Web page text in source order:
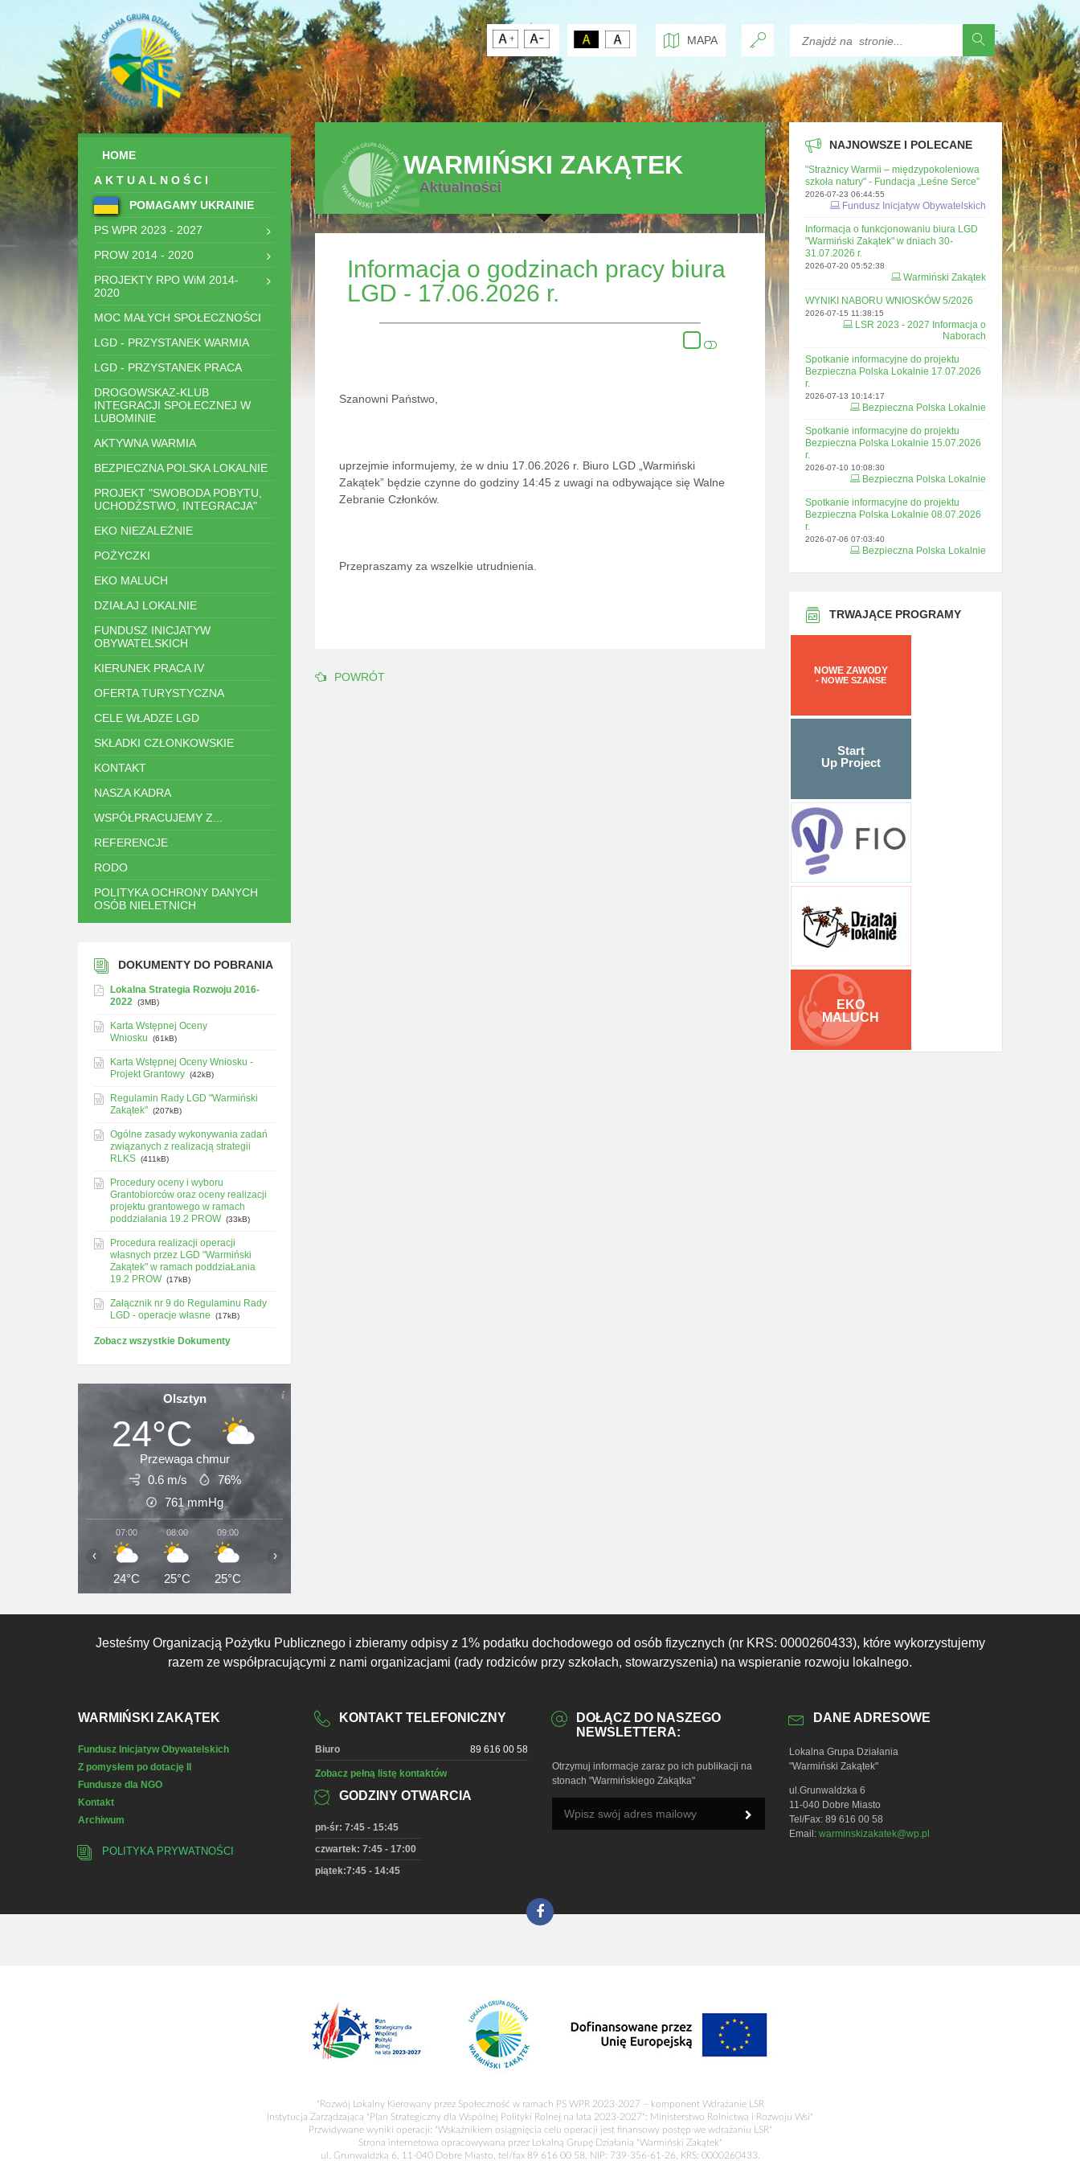
-
MAPA
WARMIŃSKI ZAKĄTEK
Aktualności
Informacja o godzinach pracy biura
LGD - 17.06.2026 r.
Szanowni Państwo,
uprzejmie informujemy, że w dniu 17.06.2026 r. Biuro LGD „Warmiński
Zakątek” będzie czynne do godziny 14:45 z uwagi na odbywające się Walne
Zebranie Członków.
Przepraszamy za wszelkie utrudnienia.
POWRÓT
HOME
AKTUALNOŚCI
POMAGAMY UKRAINIE
PS WPR 2023 - 2027
PROW 2014 - 2020
PROJEKTY RPO WiM 2014-
2020
MOC MAŁYCH SPOŁECZNOŚCI
LGD - PRZYSTANEK WARMIA
LGD - PRZYSTANEK PRACA
DROGOWSKAZ-KLUB
INTEGRACJI SPOŁECZNEJ W
LUBOMINIE
AKTYWNA WARMIA
BEZPIECZNA POLSKA LOKALNIE
PROJEKT "SWOBODA POBYTU,
UCHODŹSTWO, INTEGRACJA"
EKO NIEZALEŻNIE
POŻYCZKI
EKO MALUCH
DZIAŁAJ LOKALNIE
FUNDUSZ INICJATYW
OBYWATELSKICH
KIERUNEK PRACA IV
OFERTA TURYSTYCZNA
CELE WŁADZE LGD
SKŁADKI CZŁONKOWSKIE
KONTAKT
NASZA KADRA
WSPÓŁPRACUJEMY Z...
REFERENCJE
RODO
POLITYKA OCHRONY DANYCH
OSÓB NIELETNICH
DOKUMENTY DO POBRANIA
Lokalna Strategia Rozwoju 2016-
2022 (3MB)
Karta Wstępnej Oceny
Wniosku
(61kB)
Karta Wstępnej Oceny Wniosku -
Projekt Grantowy (42kB)
Regulamin Rady LGD "Warmiński
Zakątek" (207kB)
Ogólne zasady wykonywania zadań
związanych z realizacją strategii
RLKS (411kB)
Procedury oceny i wyboru
Grantobiorców oraz oceny realizacji
projektu grantowego w ramach
poddziałania 19.2 PROW (33kB)
Procedura realizacji operacji
własnych przez LGD "Warmiński
Zakątek" w ramach poddziaŁania
19.2 PROW (17kB)
Załącznik nr 9 do Regulaminu Rady
LGD - operacje własne
(17kB)
Zobacz wszystkie Dokumenty
Olsztyn
24°C
Przewaga chmur
0.6 m/s
76%
761 mmHg
07:00
24°C
08:00
25°C
09:00
25°C
‹ ›
NAJNOWSZE I POLECANE
"Strażnicy Warmii – międzypokoleniowa
szkoła natury" - Fundacja „Leśne Serce”
2026-07-23 06:44:55
Fundusz Inicjatyw Obywatelskich
Informacja o funkcjonowaniu biura LGD
"Warmiński Zakątek" w dniach 30-
31.07.2026 r.
2026-07-20 05:52:38
Warmiński Zakątek
WYNIKI NABORU WNIOSKÓW 5/2026
2026-07-15 11:38:15
LSR 2023 - 2027 Informacja o
Naborach
Spotkanie informacyjne do projektu
Bezpieczna Polska Lokalnie 17.07.2026
r.
2026-07-13 10:14:17
Bezpieczna Polska Lokalnie
Spotkanie informacyjne do projektu
Bezpieczna Polska Lokalnie 15.07.2026
r.
2026-07-10 10:08:30
Bezpieczna Polska Lokalnie
Spotkanie informacyjne do projektu
Bezpieczna Polska Lokalnie 08.07.2026
r.
2026-07-06 07:03:40
Bezpieczna Polska Lokalnie
TRWAJĄCE PROGRAMY
NOWE ZAWODY
- NOWE SZANSE
Start
Up Project
EKO
MALUCH
Jesteśmy Organizacją Pożytku Publicznego i zbieramy odpisy z 1% podatku dochodowego od osób fizycznych (nr KRS: 0000260433), które wykorzystujemy
razem ze współpracującymi z nami organizacjami (rady rodziców przy szkołach, stowarzyszenia) na wspieranie rozwoju lokalnego.
WARMIŃSKI ZAKĄTEK
Fundusz Inicjatyw Obywatelskich
Z pomysłem po dotację II
Fundusze dla NGO
Kontakt
Archiwum
POLITYKA PRYWATNOŚCI
KONTAKT TELEFONICZNY
Biuro 89 616 00 58
Zobacz pełną listę kontaktów
GODZINY OTWARCIA
pn-śr: 7:45 - 15:45
czwartek: 7:45 - 17:00
piątek:7:45 - 14:45
DOŁĄCZ DO NASZEGO
NEWSLETTERA:
Otrzymuj informacje zaraz po ich publikacji na
stonach "Warmińskiego Zakątka"
DANE ADRESOWE
Lokalna Grupa Działania
"Warmiński Zakątek"
ul.Grunwaldzka 6
11-040 Dobre Miasto
Tel/Fax: 89 616 00 58
Email: warminskizakatek@wp.pl
"Rozwój Lokalny Kierowany przez Społeczność w ramach PS WPR 2023-2027 – komponent Wdrażanie LSR
Instytucja Zarządzająca "Plan Strategiczny dla Wspólnej Polityki Rolnej na lata 2023-2027": Ministerstwo Rolnictwa i Rozwoju Wsi"
Przwidywane wyniki operacji: "Wskaźnikiem osiągnięcia celu operacji jest finansowy postęp we wdrażaniu LSR"
Strona internetowa opracowywana przez Lokalną Grupę Działania "Warmiński Zakątek"
ul. Grunwaldzka 6, 11-040 Dobre Miasto, tel/fax 89 616 00 58, NIP: 739-356-61-26, KRS: 0000260433.